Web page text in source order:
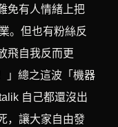
免有人情緒上把
。但也有粉絲反
飛自我反而更
」總之這波「機器
自己都還沒出
，讓大家自由發